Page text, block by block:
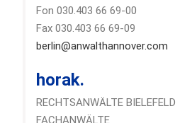
Fon 030.403 66 69-00
Fax 030.403 66 69-09
berlin@anwalthannover.com
horak.
RECHTSANWÄLTE BIELEFELD
FACHANWÄLTE